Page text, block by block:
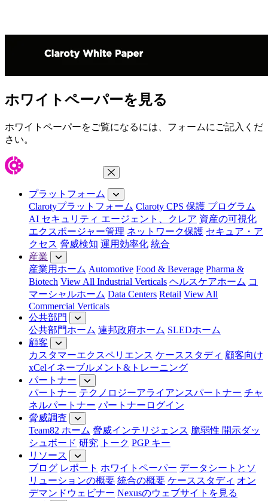
ホワイトペーパーを見る
ホワイトペーパーをご覧になるには、フォームにご記入くだ
さい。
メニューを閉じる
プラットフォーム
Clarotyプラットフォーム Claroty CPS 保護 プログラム
AI セキュリティ エージェント、クレア 資産の可視化
エクスポージャー管理 ネットワーク保護 セキュア・ア
クセス 脅威検知 運用効率化 統合
産業
産業用ホーム Automotive Food & Beverage Pharma &
Biotech View All Industrial Verticals ヘルスケアホーム コ
マーシャルホーム Data Centers Retail View All
Commercial Verticals
公共部門
公共部門ホーム 連邦政府ホーム SLEDホーム
顧客
カスタマーエクスペリエンス ケーススタディ 顧客向け
xCelイネーブルメント&トレーニング
パートナー
パートナー テクノロジーアライアンスパートナー チャ
ネルパートナー パートナーログイン
脅威調査
Team82 ホーム 脅威インテリジェンス 脆弱性 開示ダッ
シュボード 研究 トーク PGP キー
リソース
ブログ レポート ホワイトペーパー データシートとソ
リューションの概要 統合の概要 ケーススタディ オン
デマンドウェビナー Nexusのウェブサイトを見る